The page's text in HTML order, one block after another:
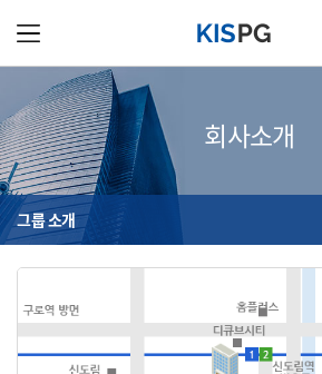
회사소개
그룹 소개